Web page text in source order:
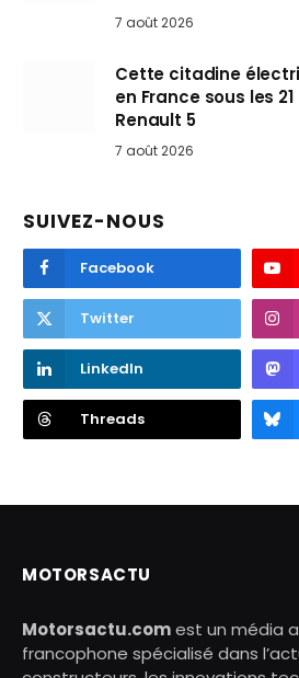
7 août 2026
Cette citadine
en France sous les
Renault 5
7 août 2026
SUIVEZ-NOUS
Facebook
Twitter
LinkedIn
Threads
MOTORSACTU
Motorsactu.comest un média
francophone spécialisé dans